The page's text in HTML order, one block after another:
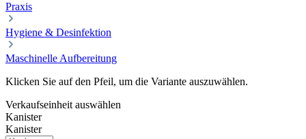
Praxis
Hygiene & Desinfektion
Maschinelle Aufbereitung
Klicken Sie auf den Pfeil, um die Variante auszuwählen.
Verkaufseinheit auswählen
Kanister
Kanister